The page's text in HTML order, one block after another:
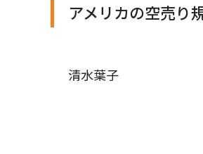
アメリカの空売
清水葉子